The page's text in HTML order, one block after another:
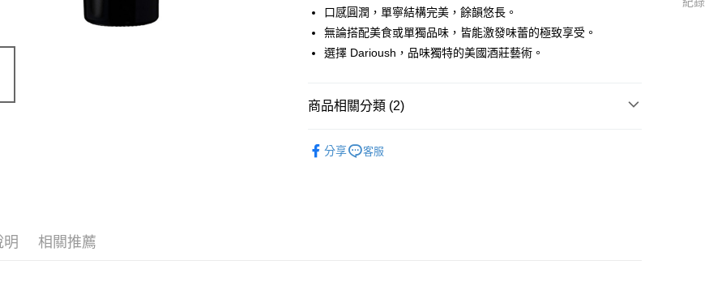
口感圓潤，單寧結構完美，餘韻悠長。
無論搭配美食或單獨品味，皆能激發味蕾的極致享受。
選擇 Darioush，品味獨特的美國酒莊藝術。
商品相關分類 (2)
分享 客服
明 相關推薦